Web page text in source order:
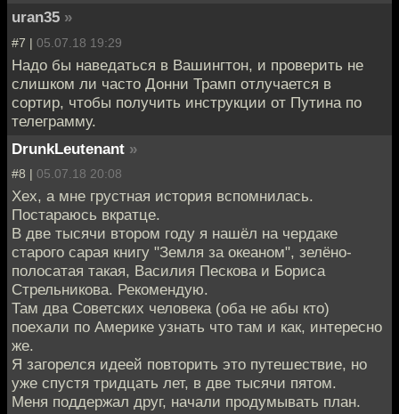
uran35 »
#7 | 05.07.18 19:29
Надо бы наведаться в Вашингтон, и проверить не
слишком ли часто Донни Трамп отлучается в
сортир, чтобы получить инструкции от Путина по
телеграмму.
DrunkLeutenant »
#8 | 05.07.18 20:08
Хех, а мне грустная история вспомнилась.
Постараюсь вкратце.
В две тысячи втором году я нашёл на чердаке
старого сарая книгу "Земля за океаном", зелёно-
полосатая такая, Василия Пескова и Бориса
Стрельникова. Рекомендую.
Там два Советских человека (оба не абы кто)
поехали по Америке узнать что там и как, интересно
же.
Я загорелся идеей повторить это путешествие, но
уже спустя тридцать лет, в две тысячи пятом.
Меня поддержал друг, начали продумывать план.